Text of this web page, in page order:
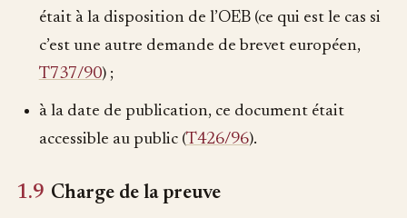
était à la disposition de l’OEB (ce qui est le cas si
c’est une autre demande de brevet européen,
T737/90) ;
à la date de publication, ce document était
accessible au public (T426/96).
1.9 Charge de la preuve